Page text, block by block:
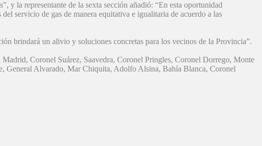
y la representante de la sexta sección añadió: “En esta oportunidad
servicio de gas de manera equitativa e igualitaria de acuerdo a las
brindará un alivio y soluciones concretas para los vecinos de la Provincia”.
Coronel Suárez, Saavedra, Coronel Pringles, Coronel Dorrego, Monte
General Alvarado, Mar Chiquita, Adolfo Alsina, Bahía Blanca, Coronel